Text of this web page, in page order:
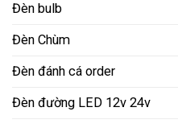
Đèn bulb
Đèn Chùm
Đèn đánh cá order
Đèn đường LED 12v 24v